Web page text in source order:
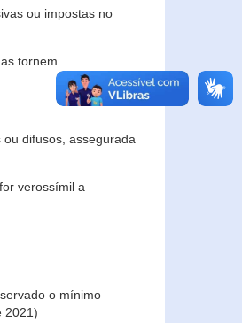
ou impostas no
tornem
difusos, assegurada
verossímil a
o mínimo
2021)